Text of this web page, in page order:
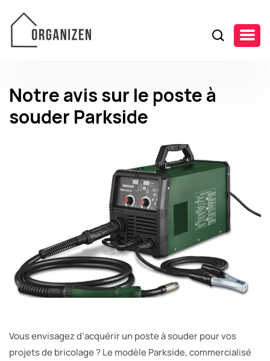
Notre avis sur le poste à
souder Parkside
Vous envisagez d’acquérir un poste à souder pour vos
projets de bricolage ? Le modèle Parkside, commercialisé